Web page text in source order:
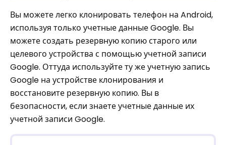
Вы можете легко клонировать телефон на Android,
используя только учетные данные Google. Вы
можете создать резервную копию старого или
целевого устройства с помощью учетной записи
Google. Оттуда используйте ту же учетную запись
Google на устройстве клонирования и
восстановите резервную копию. Вы в
безопасности, если знаете учетные данные их
учетной записи Google.